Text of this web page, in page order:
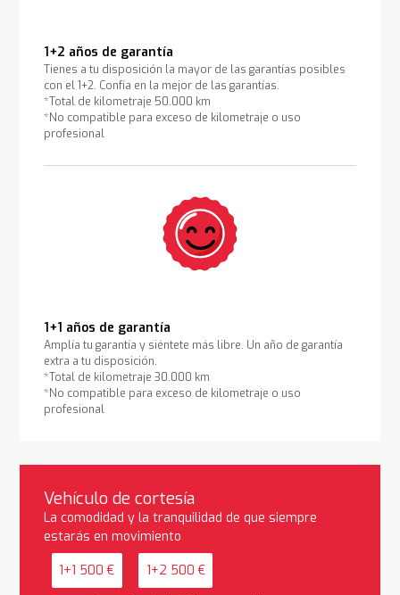
1+2 años de garantía
Tienes a tu disposición la mayor de las garantías posibles
con el 1+2. Confía en la mejor de las garantías.
*Total de kilometraje 50.000 km
*No compatible para exceso de kilometraje o uso
profesional
1+1 años de garantía
Amplía tu garantía y siéntete más libre. Un año de garantía
extra a tu disposición.
*Total de kilometraje 30.000 km
*No compatible para exceso de kilometraje o uso
profesional
Vehículo de cortesía
La comodidad y la tranquilidad de que siempre
estarás en movimiento
1+1 500 € 1+2 500 €